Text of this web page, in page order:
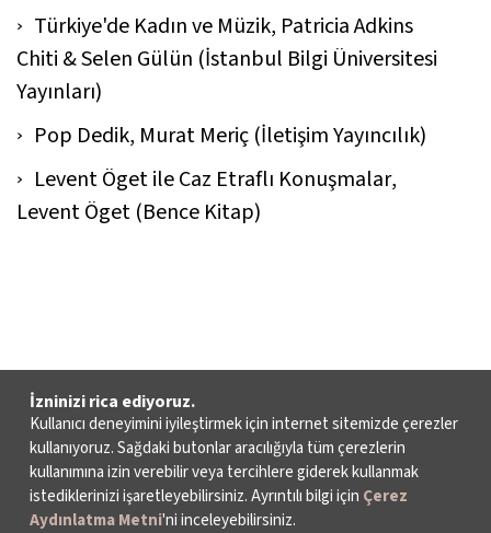
Türkiye'de Kadın ve Müzik, Patricia Adkins
Chiti & Selen Gülün (İstanbul Bilgi Üniversitesi
Yayınları)
Pop Dedik, Murat Meriç (İletişim Yayıncılık)
Levent Öget ile Caz Etraflı Konuşmalar,
Levent Öget (Bence Kitap)
İzninizi rica ediyoruz.
Kullanıcı deneyimini iyileştirmek için internet sitemizde çerezler
kullanıyoruz. Sağdaki butonlar aracılığıyla tüm çerezlerin
kullanımına izin verebilir veya tercihlere giderek kullanmak
istediklerinizi işaretleyebilirsiniz. Ayrıntılı bilgi için Çerez
Aydınlatma Metni'ni inceleyebilirsiniz.